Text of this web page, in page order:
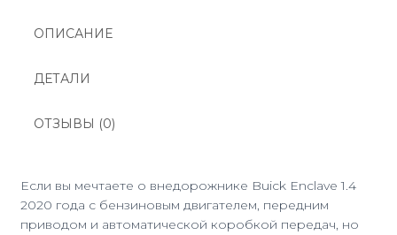
ОПИСАНИЕ
ДЕТАЛИ
ОТЗЫВЫ (0)
Если вы мечтаете о внедорожнике Buick Enclave 1.4
2020 года с бензиновым двигателем, передним
приводом и автоматической коробкой передач, но